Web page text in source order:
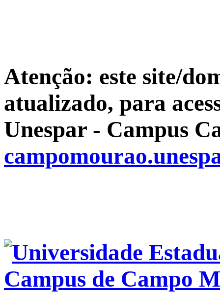
Atenção: este site/
atualizado, para
Unespar - Campus